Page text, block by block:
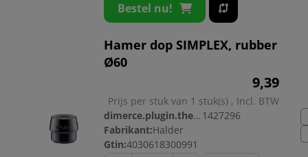
Bestel nu!
Hamer dop SIMPLEX, rubber
Ø60
9,39
Prijs per stuk van 1 stuk(s) , Incl. BTW
dimerce.plugin.theme.productnr: 1427296
Fabrikant:Halder
Gtin:4030618300991